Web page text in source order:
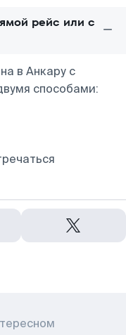
рейс или с
в Анкару с
способами: